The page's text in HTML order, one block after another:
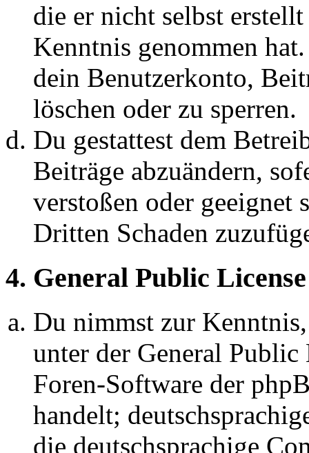
die er nicht selbst
Kenntnis genommen
dein Benutzerkonto,
löschen oder zu sperren.
Du gestattest dem
Beiträge abzuändern,
verstoßen oder geeignet
Dritten Schaden
4. General Public License
Du nimmst zur
unter der General
Foren-Software der
handelt;
die deutschsprachige